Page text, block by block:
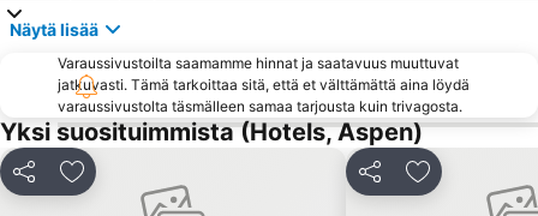
Näytä lisää
Varaussivustoilta saamamme hinnat ja saatavuus muuttuvat
jatkuvasti. Tämä tarkoittaa sitä, että et välttämättä aina löydä
varaussivustolta täsmälleen samaa tarjousta kuin trivagosta.
Yksi suosituimmista (Hotels, Aspen)
Jaa Lisää suosikkeihin Jaa Lisää